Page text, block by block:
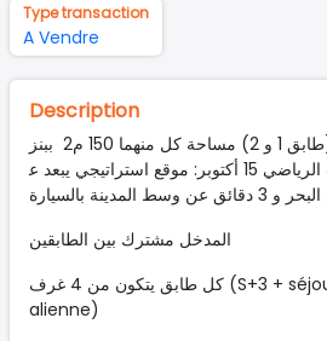
Type transaction
A Vendre
Description
للبيع شقتين غير مكتملتين (طابق 1 و 2) مساحة كل منهما 150 م2 ببنز
رت الشمالية قرب الملعب الرياضي 15 أكتوبر: موقع استراتيجي يبعد ع
كل طابق يتكون من 4 غرف (S+3 + séjour) + مطبخ + حمام (à l'it
alienne)